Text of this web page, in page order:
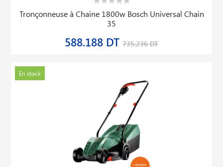
Tronçonneuse à Chaine 1800w Bosch Universal Chain
35
588.188 DT 735.236 DT
En stock